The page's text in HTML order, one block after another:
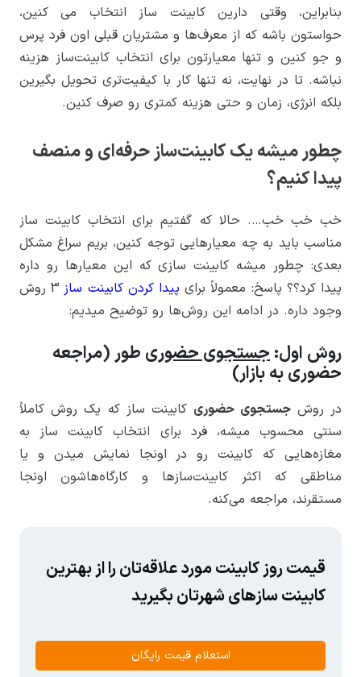
بنابراین، وقتی دارین کابینت ساز انتخاب می کنین،
حواستون باشه که از معرف‌ها و مشتریان قبلی اون فرد پرس
و جو کنین و تنها معیارتون برای انتخاب کابینت‌ساز هزینه
نباشه. تا در نهایت، نه تنها کار با کیفیت‌تری تحویل بگیرین
بلکه انرژی، زمان و حتی هزینه کمتری رو صرف کنین.
چطور میشه یک کابینت‌ساز حرفه‌ای و منصف
پیدا کنیم؟
خب خب خب…. حالا که گفتیم برای انتخاب کابینت ساز
مناسب باید به چه معیارهایی توجه کنین، بریم سراغ مشکل
بعدی: چطور میشه کابینت سازی که این معیارها رو داره
پیدا کرد؟؟ پاسخ: معمولاً برای پیدا کردن کابینت ساز
3 روش
وجود داره. در ادامه این روش‌ها رو توضیح میدیم:
روش اول:جستجوی حضوری طور (مراجعه
حضوری به بازار)
در روشجستجوی حضوری کابینت ساز که یک روش کاملاً
سنتی محسوب میشه، فرد برای انتخاب کابینت ساز به
مغازه‌هایی که کابینت رو در اونجا نمایش میدن و یا
مناطقی که اکثر کابینت‌سازها و کارگاه‌هاشون اونجا
مستقرند، مراجعه می‌کنه.
قیمت روز کابینت مورد علاقه‌تان را از بهترین
کابینت سازهای شهرتان بگیرید
استعلام قیمت رایگان